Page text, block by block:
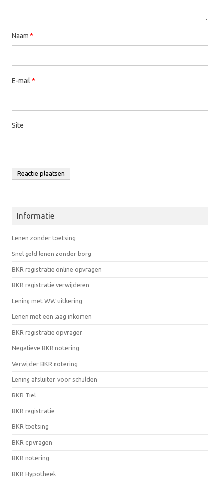
Naam *
E-mail *
Site
Informatie
Lenen zonder toetsing
Snel geld lenen zonder borg
BKR registratie online opvragen
BKR registratie verwijderen
Lening met WW uitkering
Lenen met een laag inkomen
BKR registratie opvragen
Negatieve BKR notering
Verwijder BKR notering
Lening afsluiten voor schulden
BKR Tiel
BKR registratie
BKR toetsing
BKR opvragen
BKR notering
BKR Hypotheek